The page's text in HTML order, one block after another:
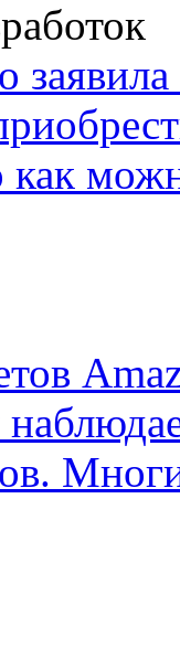
как